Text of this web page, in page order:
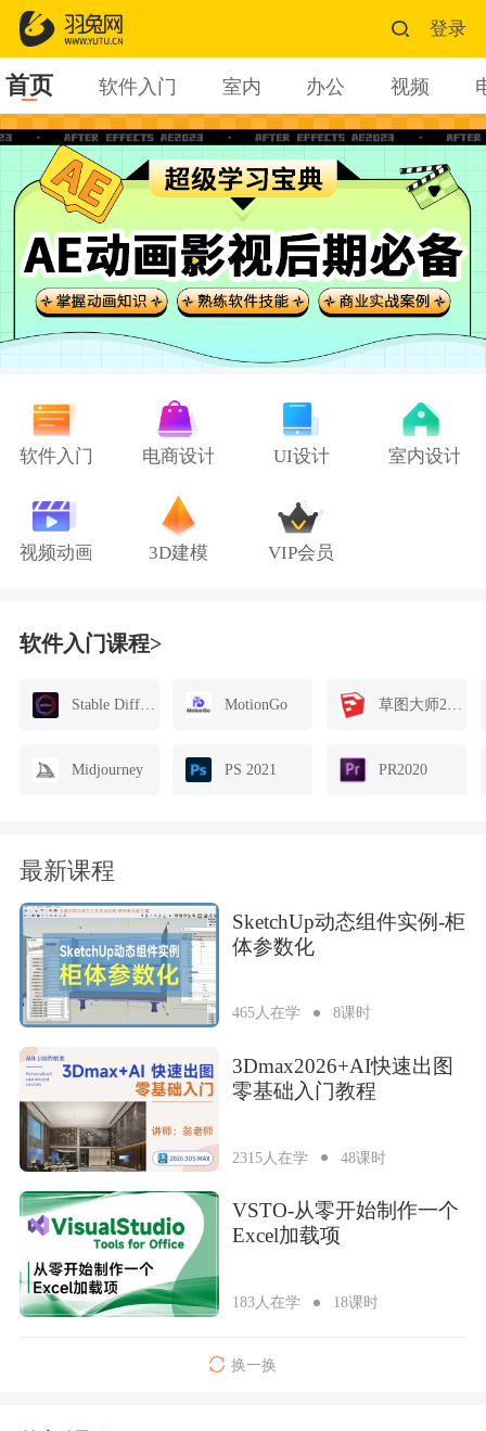
登录
首页 软件入门 室内 办公 视频
软件入门 电商设计 UI设计 室内设计
视频动画 3D建模 VIP会员
软件入门课程>
Stable Diffusion
Midjourney
MotionGo
PS 2021 PR2020
最新课程
SketchUp动态组件实例-柜
体参数化
465人在学 8课时
3Dmax2026+AI快速出图
零基础入门教程
2315人在学 48课时
VSTO-从零开始制作一个
Excel加载项
183人在学 18课时
换一换